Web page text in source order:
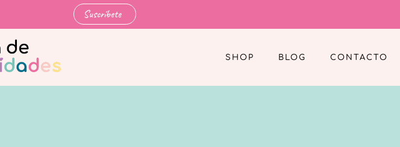
Suscríbete
SHOP BLOG CONTACTO